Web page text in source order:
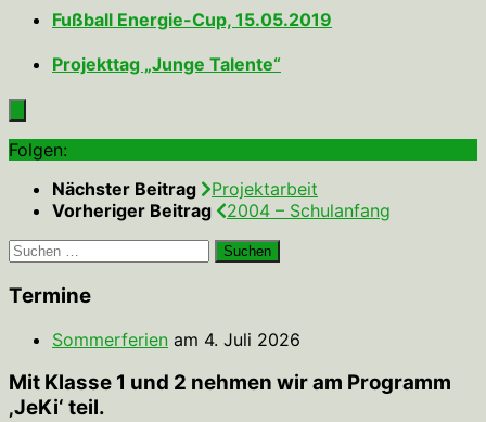
Fußball Energie-Cup, 15.05.2019
Projekttag „Junge Talente“
Folgen:
Nächster Beitrag
Projektarbeit
Vorheriger Beitrag
2004 – Schulanfang
Suchen
Termine
Sommerferien am 4. Juli 2026
Mit Klasse 1 und 2 nehmen wir am Programm
‚JeKi‘ teil.